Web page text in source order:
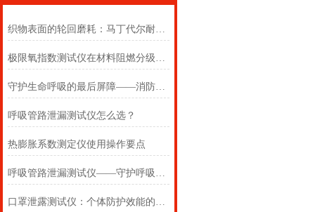
织物表面的轮回磨耗：马丁代尔耐磨仪在多点轨迹与压力恒定下的耐用叙事
极限氧指数测试仪在材料阻燃分级中的浓度边界判定
守护生命呼吸的最后屏障——消防自救呼吸器防护性能测试仪的全面检测
呼吸管路泄漏测试仪怎么选？
热膨胀系数测定仪使用操作要点
呼吸管路泄漏测试仪——守护呼吸类医疗器械安全的精密检测方案
口罩泄露测试仪：个体防护效能的科学评估仪器